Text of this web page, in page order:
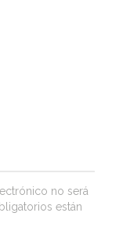
no será
están